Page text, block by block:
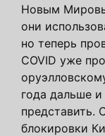
Новым
они
но теперь
COVID уже
года дальше
представить.
блокировки